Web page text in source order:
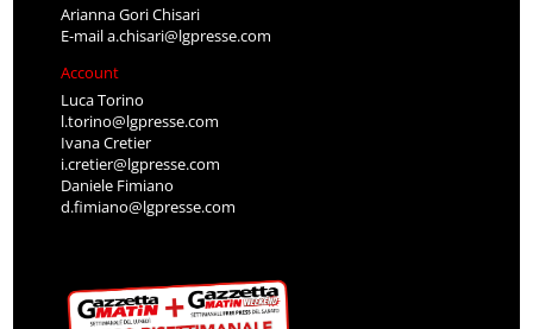
Arianna Gori Chisari
E-maila.chisari@lgpresse.com
Account
Luca Torino
l.torino@lgpresse.com
Ivana Cretier
i.cretier@lgpresse.com
Daniele Fimiano
d.fimiano@lgpresse.com